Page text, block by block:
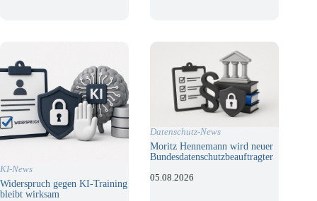
KI-News
Widerspruch gegen KI-Training
bleibt wirksam
Datenschutz-News
Moritz Hennemann wird neuer
Bundesdatenschutzbeauftragter
05.08.2026